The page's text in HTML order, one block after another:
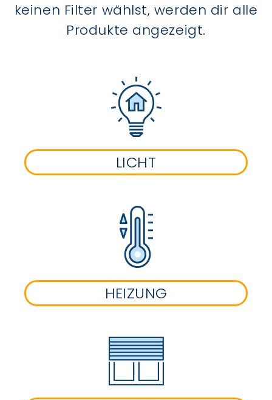
keinen Filter wählst, werden dir alle
Produkte angezeigt.
LICHT
HEIZUNG